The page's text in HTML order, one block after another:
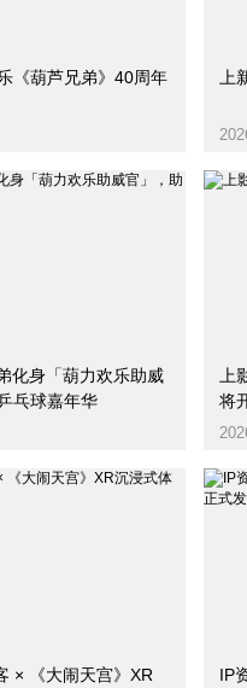
《葫芦兄弟》40周年
上
化身「葫力欢乐助威
乓球嘉年华
上
将
× 《大闹天宫》XR IP